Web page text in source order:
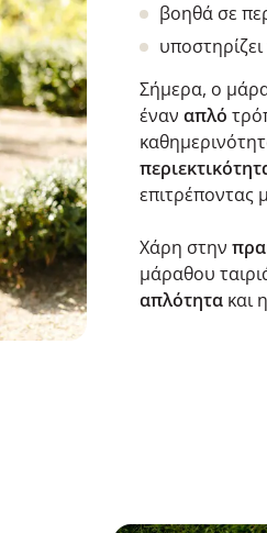
βοηθά σε
υποστηρίζει
Σήμερα, ο
έναν απλό
Χάρη στην
μάραθου
απλότητα και η